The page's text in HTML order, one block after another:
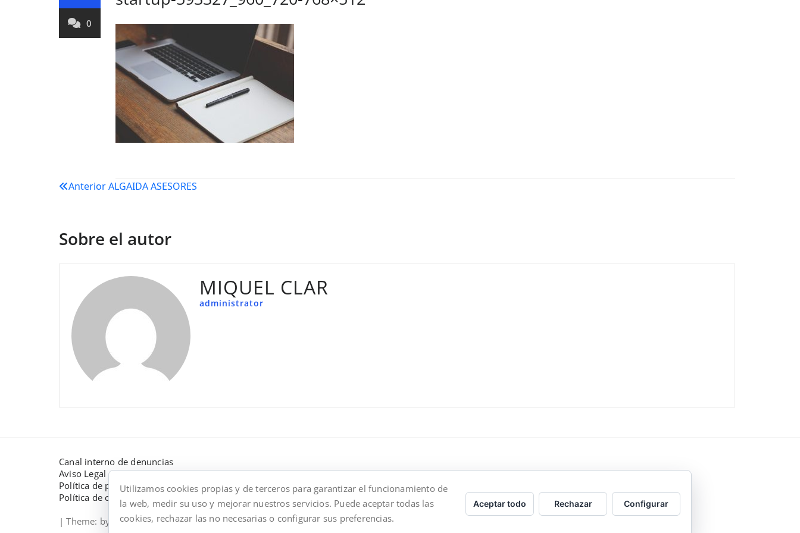
0
Navegación
entradas
AnteriorALGAIDA ASESORES
Sobre el autor
MIQUEL CLAR
administrator
Canal interno de denuncias
Aviso Legal
Política de privacidad
Política de cookies
| Theme: by Webriti
Utilizamos cookies propias y de terceros para garantizar el funcionamiento de
la web, medir su uso y mejorar nuestros servicios. Puede aceptar todas las
cookies, rechazar las no necesarias o configurar sus preferencias.
Aceptar todo Rechazar Configurar